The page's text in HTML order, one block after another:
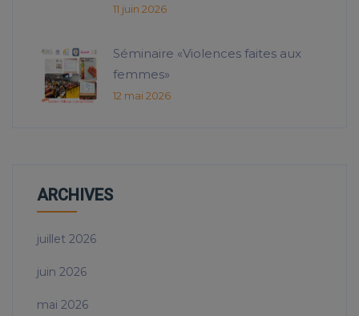
11 juin 2026
Séminaire «Violences faites aux
femmes»
12 mai 2026
ARCHIVES
juillet 2026
juin 2026
mai 2026